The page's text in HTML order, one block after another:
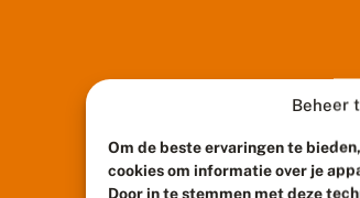
Beheer
Om de beste ervaringen te
cookies om informatie over je
Door in te stemmen met deze